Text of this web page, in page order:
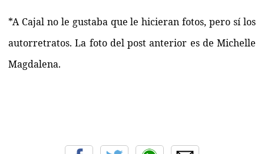
*A Cajal no le gustaba que le hicieran fotos, pero sí los
autorretratos. La foto del post anterior es de Michelle
Magdalena.